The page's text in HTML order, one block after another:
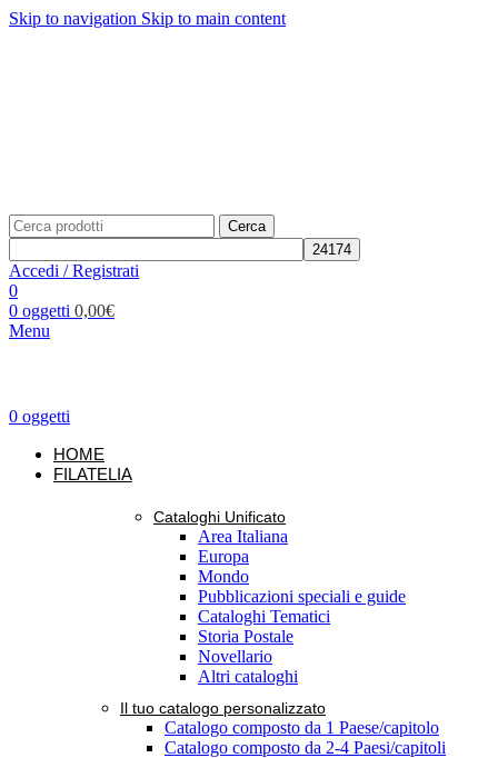
Skip to navigation Skip to main content
Cerca
Accedi / Registrati
0
0 oggetti 0,00€
Menu
0 oggetti
HOME
FILATELIA
Cataloghi Unificato
Area Italiana
Europa
Mondo
Pubblicazioni speciali e guide
Cataloghi Tematici
Storia Postale
Novellario
Altri cataloghi
Il tuo catalogo personalizzato
Catalogo composto da 1 Paese/capitolo
Catalogo composto da 2-4 Paesi/capitoli